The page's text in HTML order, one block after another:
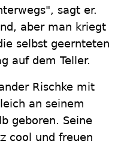
sagt er.
aber man kriegt
selbst geernteten
auf dem Teller.
Rischke mit
an seinem
geboren. Seine
cool und freuen